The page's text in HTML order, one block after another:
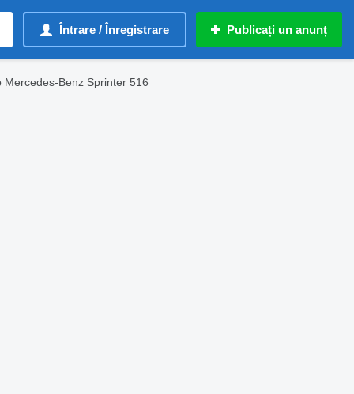
Întrare / Înregistrare Publicați un anunț
Mercedes-Benz Sprinter 516